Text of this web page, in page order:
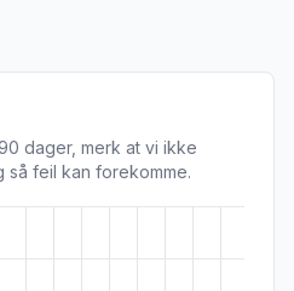
dager, merk at vi ikke
så feil kan forekomme.